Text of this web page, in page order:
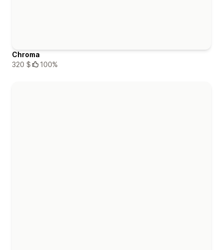
Chroma
320 $
100%